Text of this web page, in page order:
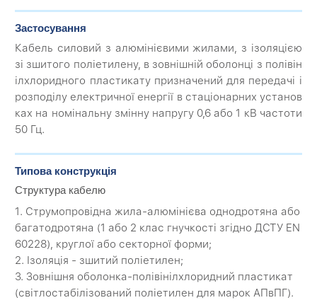
Застосування
Кабель силовий з алюмінієвими жилами, з ізоляцією
зі зшитого поліетилену, в зовнішній оболонці з полівін
ілхлоридного пластикату призначений для передачі і
розподілу електричної енергії в стаціонарних установ
ках на номінальну змінну напругу 0,6 або 1 кВ частоти
50 Гц.
Типова конструкція
Структура кабелю
1. Струмопровідна жила-алюмінієва однодротяна або
багатодротяна (1 або 2 клас гнучкості згідно ДСТУ EN
60228), круглої або секторної форми;
2. Ізоляція - зшитий поліетилен;
3. Зовнішня оболонка-полівінілхлоридний пластикат
(світлостабілізований поліетилен для марок АПвПГ).